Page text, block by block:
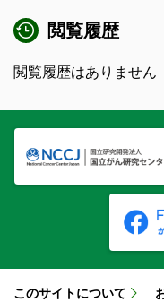
閲覧履歴
閲覧履歴はありません
このサイトについて